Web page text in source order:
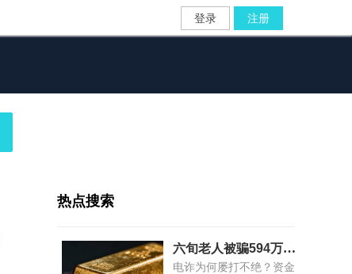
登录 注册
热点搜索
六旬老人被骗594万，赃款十分钟内跨省换金条凿号“洗白”
电诈为何屡打不绝？资金